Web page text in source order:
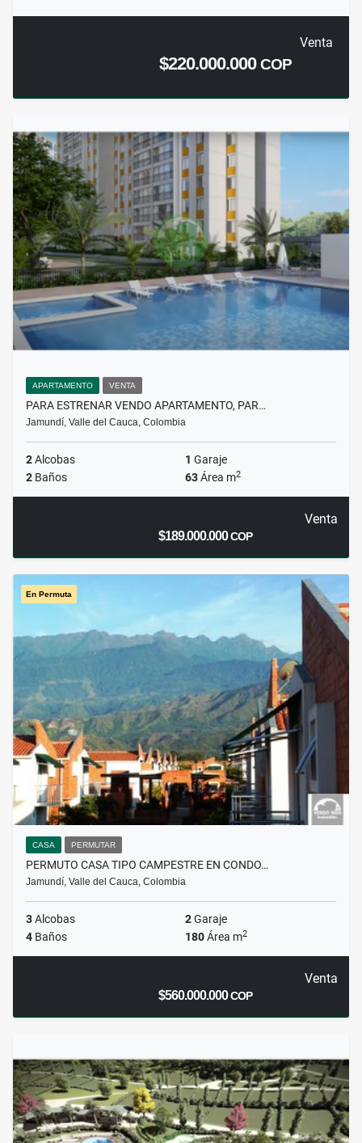
Venta
$220.000.000COP
APARTAMENTO VENTA
PARA ESTRENAR VENDO APARTAMENTO, PAR…
Jamundí, Valle del Cauca, Colombia
2Alcobas 1 Garaje
2 Baños 63Área m2
Venta
$189.000.000COP
En Permuta
CASA PERMUTAR
PERMUTO CASA TIPO CAMPESTRE EN CONDO…
Jamundí, Valle del Cauca, Colombia
3Alcobas 2Garaje
4 Baños 180Área m2
Venta
$560.000.000COP